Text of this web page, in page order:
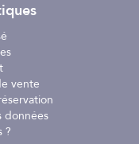
vente
données
?